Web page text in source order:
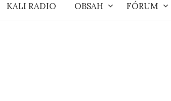
KALI RADIO OBSAH FÓRUM